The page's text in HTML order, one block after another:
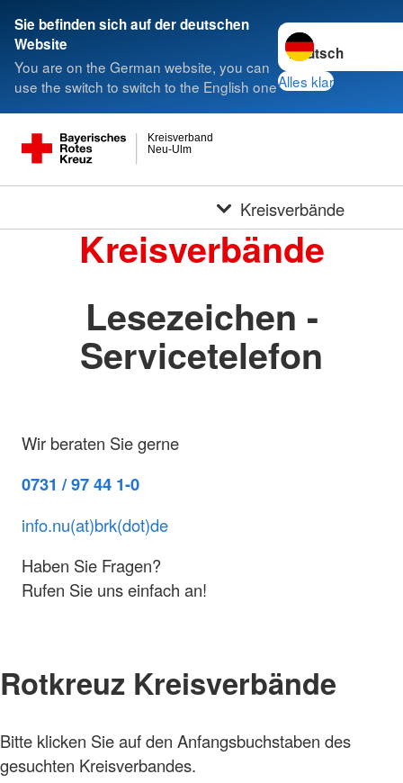
Sie befinden sich auf der deutschen
Website
You are on the German website, you can
use the switch to switch to the English one
Sprache wechseln
Alles klar
Neu-Ulm
Kreisverband
Kreisverbände
Kreisverbände
Lesezeichen -
Servicetelefon
Wir beraten Sie gerne
0731 / 97 44 1-0
info.nu(at)brk(dot)de
Haben Sie Fragen?
Rufen Sie uns einfach an!
Rotkreuz Kreisverbände
Bitte klicken Sie auf den Anfangsbuchstaben des
gesuchten Kreisverbandes.